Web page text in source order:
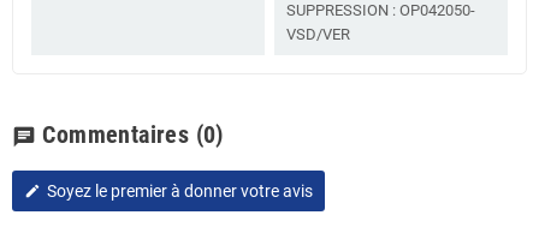
SUPPRESSION : OP042050-
VSD/VER
chat Commentaires (0)
edit Soyez le premier à donner votre avis